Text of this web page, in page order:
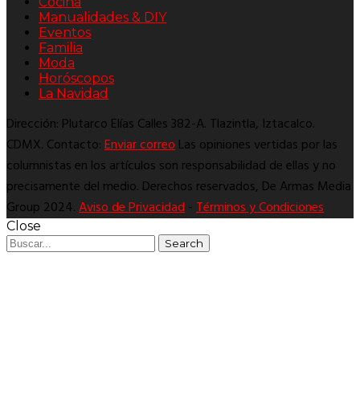
Manualidades & DIY
Eventos
Familia
Moda
Horóscopos
La Navidad
Dirección: Plutarco Elías Calles 382-A. Tlazintla, Iztacalco.
CDMX. Contacto:Enviar correoLas opiniones vertidas por las
columnistas en los artículos son responsabilidad de ellas y no
precisamente del medio. Derechos reservados, De Armas Media
Group 2024.Aviso de Privacidad-Términos y Condiciones
Close